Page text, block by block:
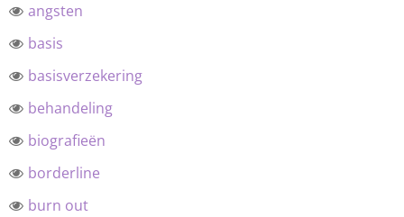
angsten
basis
basisverzekering
behandeling
biografieën
borderline
burn out